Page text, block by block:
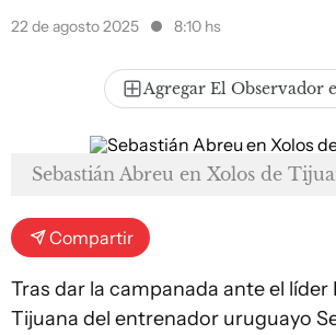
22 de agosto 2025 8:10 hs
Agregar El Observador
Sebastián Abreu en Xolos de
Compartir
Tras dar la campanada ante el líder
Tijuana del entrenador uruguayo